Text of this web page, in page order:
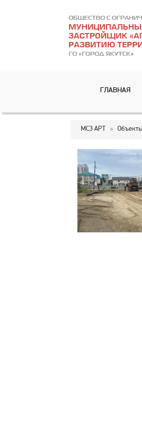
ГЛАВНАЯ
МСЗ АРТ » Объекты